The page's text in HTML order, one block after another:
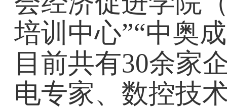
培训中心”“中奥
目前共有30余家
电专家、数控技